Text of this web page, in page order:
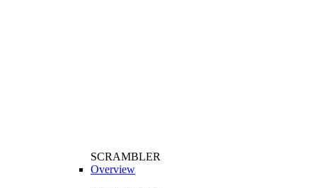
SCRAMBLER
Overview